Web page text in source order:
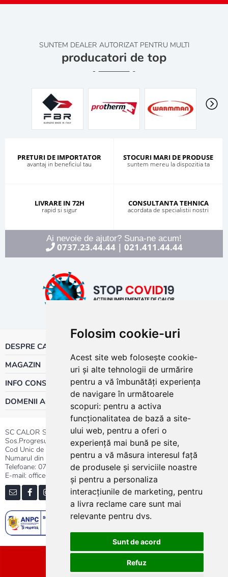
Folosim cookie-uri
Acest site web folosește cookie-
uri și alte tehnologii de urmărire
pentru a vă îmbunătăți experiența
de navigare în următoarele
scopuri: pentru a activa
funcționalitatea de bază a site-
ului web, pentru a oferi o
experiență mai bună pe site,
pentru a vă măsura interesul față
de produsele și serviciile noastre
și pentru a personaliza
interacțiunile de marketing, pentru
a livra reclame care sunt mai
relevante pentru dvs.
Sunt de acord
Refuz
SUNTEM DEALER AUTORIZAT PENTRU MULTI
producatori de top
PRETURI DE IMPORTATOR
avantaj in beneficiul tau
STOCURI MARI DE PRODUSE
suntem mereu la dispozitia ta
LIVRARE IN 72H
rapid si sigur
CONSULTANTA TEHNICA
acordata de specialistii nostri
Ai nevoie de ajutor? Suna-ne acum!
0737.23.44.44| 021.411.44.44
DESPRE CALOR
MAGAZIN
INFO CONSUMATOR
DOMENII ACTIVITATE
SC CALOR SRL
Sos.Progresului nr.30-40, Sector 5, Bucuresti
Cod Unic de Inregistrare: RO 3004724
Numarul din Registrul Comertului:J40/13176/1991
Telefoane: 0737.23.44.44|021.411.44.44
E-mail: office@calor.ro